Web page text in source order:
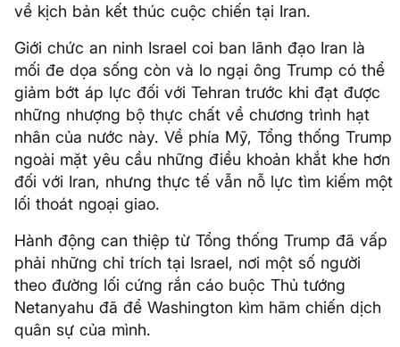
về kịch bản kết thúc cuộc chiến tại Iran.
Giới chức an ninh Israel coi ban lãnh đạo Iran là
mối đe dọa sống còn và lo ngại ông Trump có thể
giảm bớt áp lực đối với Tehran trước khi đạt được
những nhượng bộ thực chất về chương trình hạt
nhân của nước này. Về phía Mỹ, Tổng thống Trump
ngoài mặt yêu cầu những điều khoản khắt khe hơn
đối với Iran, nhưng thực tế vẫn nỗ lực tìm kiếm một
lối thoát ngoại giao.
Hành động can thiệp từ Tổng thống Trump đã vấp
phải những chỉ trích tại Israel, nơi một số người
theo đường lối cứng rắn cáo buộc Thủ tướng
Netanyahu đã để Washington kìm hãm chiến dịch
quân sự của mình.